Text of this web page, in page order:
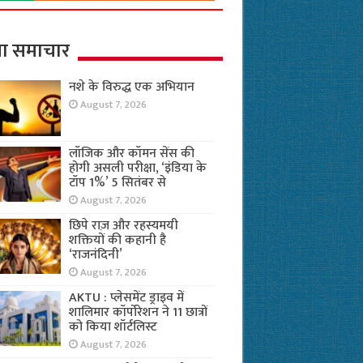
समाचार
नशे के विरुद्ध एक अभियान
August 7, 2026
लॉजिक और कॉमन सेंस की
होगी असली परीक्षा, ‘इंडिया के
टॉप 1%’ 5 सितंबर से
August 7, 2026
छिपे राज़ और रहस्यमयी
शक्तियों की कहानी है
‘राजनंदिनी’
August 7, 2026
AKTU : प्लेसमेंट ड्राइव में
शालिमार कॉर्पोरेशन ने 11 छात्रों
को किया शॉर्टलिस्ट
August 7, 2026